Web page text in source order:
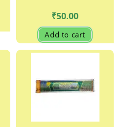
₹50.00
Add to cart